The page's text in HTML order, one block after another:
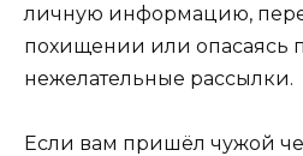
личную информацию,
похищении или опасаясь
нежелательные рассылки.
Если вам пришёл чужой